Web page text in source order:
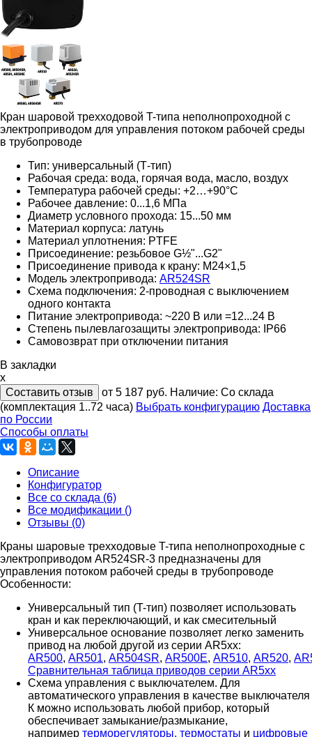
Кран шаровой трехходовой T-типа неполнопроходной с
электроприводом для управления потоком рабочей среды
в трубопроводе
Тип: универсальный (Т-тип)
Рабочая среда: вода, горячая вода, масло, воздух
Температура рабочей среды: +2…+90°С
Рабочее давление: 0...1,6 МПа
Диаметр условного прохода: 15...50 мм
Материал корпуса: латунь
Материал уплотнения: PTFE
Присоединение: резьбовое G½"...G2"
Присоединение привода к крану: М24×1,5
Модель электропривода: AR524SR
Схема подключения: 2-проводная c выключением
одного контакта
Питание электропривода: ~220 В или =12...24 В
Степень пылевлагозащиты электропривода:
IP66
Cамовозврат при отключении питания
В закладки
x
Составить отзыв
от 5 187 руб. Наличие: Со склада
(комплектация 1..72 часа) Выбрать конфигурацию Доставка
по России
Способы оплаты
Описание
Конфигуратор
Все со склада (6)
Все модификации ()
Отзывы (0)
Краны шаровые трехходовые T-типа неполнопроходные с
электроприводом AR524SR-3 предназначены для
управления потоком рабочей среды в трубопроводе
Особенности:
Универсальный тип (T-тип) позволяет использовать
кран и как переключающий, и как смесительный
Универсальное основание позволяет легко заменить
привод на любой другой из серии AR5xx:
AR500, AR501, AR504SR, AR500E, AR510, AR520,
Сравнительная таблица приводов серии AR5xx
Схема управления с выключателем. Для
автоматического управления в качестве выключателя
К можно использовать любой прибор, который
обеспечивает замыкание/размыкание,
например терморегуляторы, термостаты и цифровые